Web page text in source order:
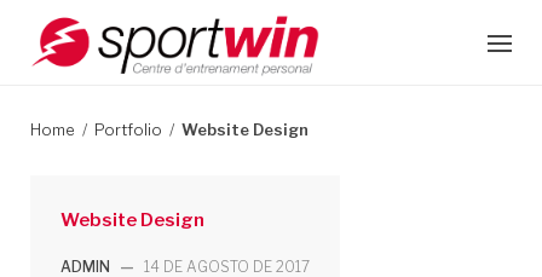
Home / Portfolio / Website Design
Website Design
ADMIN — 14 DE AGOSTO DE 2017